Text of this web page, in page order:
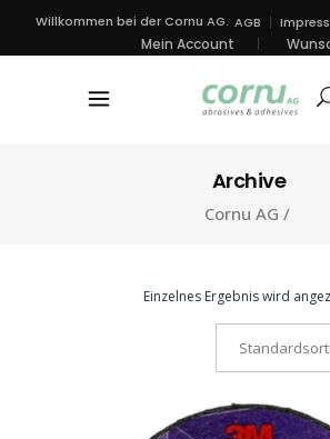
Willkommen bei der Cornu AG. AGB
Mein Account
Archive
Cornu AG /
Einzelnes Ergebnis wird